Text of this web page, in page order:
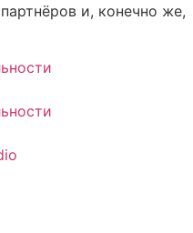
и, конечно же,